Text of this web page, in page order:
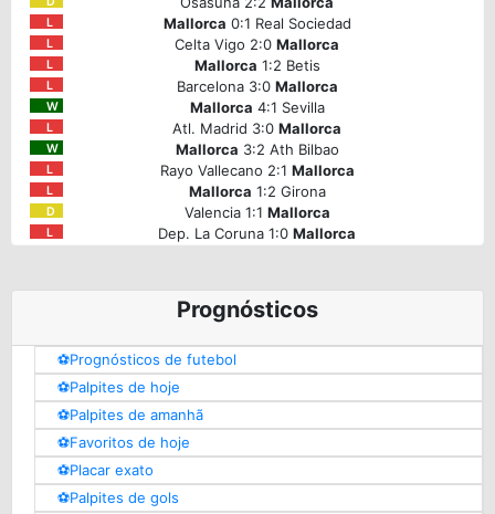
L Mallorca 0:1 Real Sociedad
L Celta Vigo 2:0 Mallorca
L Mallorca 1:2 Betis
L Barcelona 3:0 Mallorca
W Mallorca 4:1 Sevilla
L Atl. Madrid 3:0 Mallorca
W Mallorca 3:2 Ath Bilbao
L Rayo Vallecano 2:1 Mallorca
L Mallorca 1:2 Girona
D Valencia 1:1 Mallorca
L Dep. La Coruna 1:0 Mallorca
Prognósticos
⚽️Prognósticos de futebol
⚽️Palpites de hoje
⚽️Palpites de amanhã
⚽️Favoritos de hoje
⚽️Placar exato
⚽️Palpites de gols